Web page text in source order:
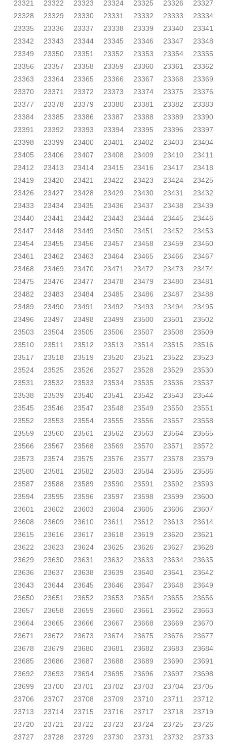
23321
23322 23323 23324 23325 23326
23327
23328
23329 23330 23331 23332 23333
23334
23335
23336 23337 23338 23339 23340
23341
23342
23343 23344 23345 23346 23347
23348
23349
23350 23351 23352 23353 23354
23355
23356
23357 23358 23359 23360 23361
23362
23363
23364 23365 23366 23367 23368
23369
23370
23371 23372 23373 23374 23375
23376
23377
23378 23379 23380 23381 23382
23383
23384
23385 23386 23387 23388 23389
23390
23391
23392 23393 23394 23395 23396
23397
23398
23399 23400 23401 23402 23403
23404
23405
23406 23407 23408 23409 23410
23411
23412
23413 23414 23415 23416 23417
23418
23419
23420 23421 23422 23423 23424
23425
23426
23427 23428 23429 23430 23431
23432
23433
23434 23435 23436 23437 23438
23439
23440
23441 23442 23443 23444 23445
23446
23447
23448 23449 23450 23451 23452
23453
23454
23455 23456 23457 23458 23459
23460
23461
23462 23463 23464 23465 23466
23467
23468
23469 23470 23471 23472 23473
23474
23475
23476 23477 23478 23479 23480
23481
23482
23483 23484 23485 23486 23487
23488
23489
23490 23491 23492 23493 23494
23495
23496
23497 23498 23499 23500 23501
23502
23503
23504 23505 23506 23507 23508
23509
23510
23511 23512 23513 23514 23515
23516
23517
23518 23519 23520 23521 23522
23523
23524
23525 23526 23527 23528 23529
23530
23531
23532 23533 23534 23535 23536
23537
23538
23539 23540 23541 23542 23543
23544
23545
23546 23547 23548 23549 23550
23551
23552
23553 23554 23555 23556 23557
23558
23559
23560 23561 23562 23563 23564
23565
23566
23567 23568 23569 23570 23571
23572
23573
23574 23575 23576 23577 23578
23579
23580
23581 23582 23583 23584 23585
23586
23587
23588 23589 23590 23591 23592
23593
23594
23595 23596 23597 23598 23599
23600
23601
23602 23603 23604 23605 23606
23607
23608
23609 23610 23611 23612 23613
23614
23615
23616 23617 23618 23619 23620
23621
23622
23623 23624 23625 23626 23627
23628
23629
23630 23631 23632 23633 23634
23635
23636
23637 23638 23639 23640 23641
23642
23643
23644 23645 23646 23647 23648
23649
23650
23651 23652 23653 23654 23655
23656
23657
23658 23659 23660 23661 23662
23663
23664
23665 23666 23667 23668 23669
23670
23671
23672 23673 23674 23675 23676
23677
23678
23679 23680 23681 23682 23683
23684
23685
23686 23687 23688 23689 23690
23691
23692
23693 23694 23695 23696 23697
23698
23699
23700 23701 23702 23703 23704
23705
23706
23707 23708 23709 23710 23711
23712
23713
23714 23715 23716 23717 23718
23719
23720
23721 23722 23723 23724 23725
23726
23727
23728 23729 23730 23731 23732 23733